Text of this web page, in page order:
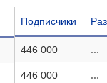
Подписчики
446 000 ...
446 000 ...